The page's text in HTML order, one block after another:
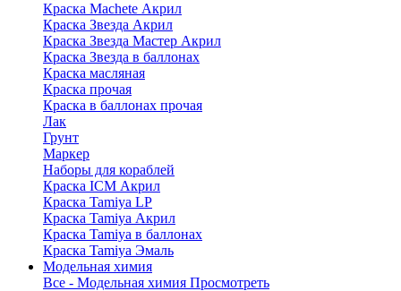
Краска Machete Акрил
Краска Звезда Акрил
Краска Звезда Мастер Акрил
Краска Звезда в баллонах
Краска масляная
Краска прочая
Краска в баллонах прочая
Лак
Грунт
Маркер
Наборы для кораблей
Краска ICM Акрил
Краска Tamiya LP
Краска Tamiya Акрил
Краска Tamiya в баллонах
Краска Tamiya Эмаль
Модельная химия
Все - Модельная химия Просмотреть